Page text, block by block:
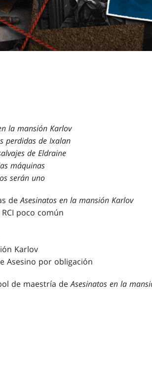
la mansión Karlov
perdidas de Ixalan
de Eldraine
máquinas
serán uno
deAsesinatos en la mansión Karlov
poco común
Karlov
Asesino por obligación
de maestría deAsesinatos en la